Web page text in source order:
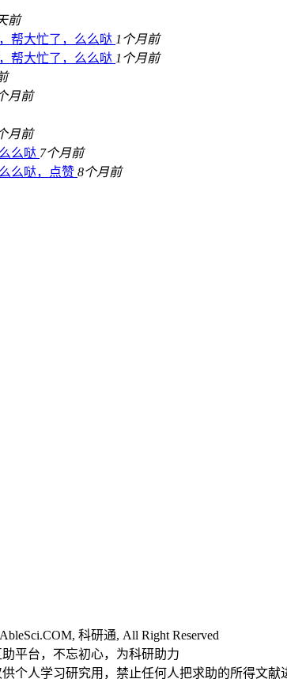
前
帮大忙了，么么哒 1个月前
帮大忙了，么么哒 1个月前
月前
月前
么哒 7个月前
么哒，点赞 8个月前
科研通, All Right Reserved
平台，不忘初心，为科研助力
个人学习研究用，禁止任何人把求助的所得文献